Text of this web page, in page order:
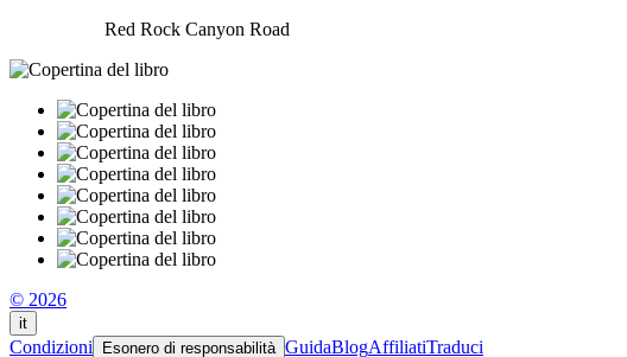
Red Rock Canyon Road
© 2026
it
Condizioni Esonero di responsabilità GuidaBlogAffiliatiTraduci